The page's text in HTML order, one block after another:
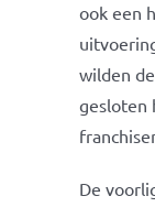
ook een
wilden
gesloten
De